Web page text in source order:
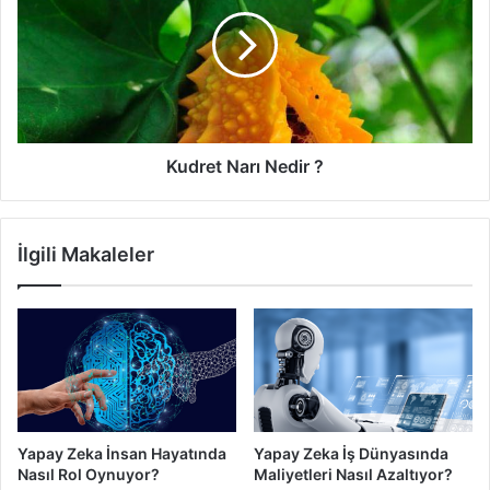
konuda yapılabilecek en önemli şey ise anne babaların
çocuklarına güven sağlamalı ve saygı çerçevesinde işlerini
halletmeleri. Bu sayede doğruyu görecek olan çocuklar siz
söylemeden gerçek tehdidin farkına varacaklardır.
?
Kudret Narı Nedir ?
İlgili Makaleler
Yapay Zeka İnsan Hayatında
Nasıl Rol Oynuyor?
Yapay Zeka İş Dünyasında
Maliyetleri Nasıl Azaltıyor?